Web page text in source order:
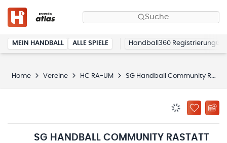
Suche
MEIN HANDBALL ALLE SPIELE Handball360 Registrierung
Home Vereine HC RA-UM SG Handball Community Rastatt Umland
ZU
SG HANDBALL COMMUNITY RASTATT